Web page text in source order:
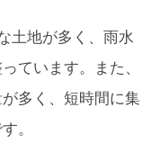
ルを用意
土地が多く、雨水
ています。また、
多く、短時間に集
。